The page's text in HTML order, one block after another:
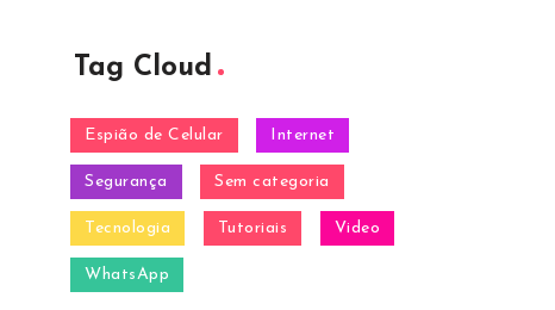
Tag Cloud
Espião de Celular Internet
Segurança Sem categoria
Tecnologia Tutoriais Video
WhatsApp